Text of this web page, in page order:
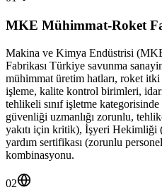
MKE Mühimmat-Roket
Makina ve Kimya Endüstrisi
Fabrikası Türkiye savunma
mühimmat üretim hatları, roket itki
işleme, kalite kontrol birimleri,
tehlikeli sınıf işletme
güvenliği uzmanlığı zorunlu,
yakıtı için kritik), İşyeri Hekimliği
yardım sertifikası (zorunlu
kombinasyonu.
02